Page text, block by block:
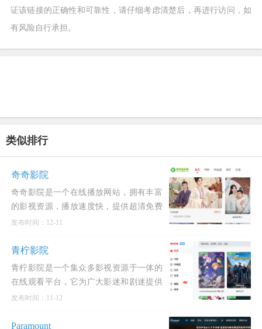
证该链接的正确性和可靠性，请仔细考虑清楚后，再进行访问，如
有风险自行承担。
类似排行
奇奇影院
奇奇影院是一个在线播放网站，拥有丰富
的影视资源，播放速度快，提供超清免费
观影体验。
发布时间：12-11
青柠影院
青柠影院是一个集众多影视资源于一体的
在线观看平台，它为广大影迷和剧迷提供
了一个方便快捷的观影渠道。
发布时间：11-12
Paramount